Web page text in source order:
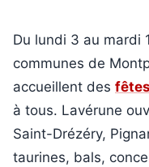
Du lundi 3 au mardi
communes de
accueillent des
à tous. Lavérune
Saint-Drézéry,
taurines, bals,